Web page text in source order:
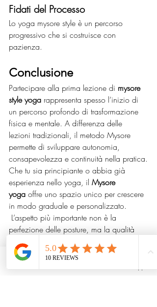
Fidati del Processo
Lo yoga mysore style è un percorso
progressivo che si costruisce con
pazienza.
Conclusione
Partecipare alla prima lezione di mysore
style yoga rappresenta spesso l’inizio di
un percorso profondo di trasformazione
fisica e mentale. A differenza delle
lezioni tradizionali, il metodo Mysore
permette di sviluppare autonomia,
consapevolezza e continuità nella pratica.
Che tu sia principiante o abbia già
esperienza nello yoga, il Mysore
yoga offre uno spazio unico per crescere
in modo graduale e personalizzato.
perfezione delle posture, ma la qualità
della presenza, del respiro e della
connessione con sé stessi.